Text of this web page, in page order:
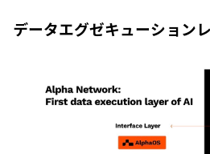
データエグゼキューション